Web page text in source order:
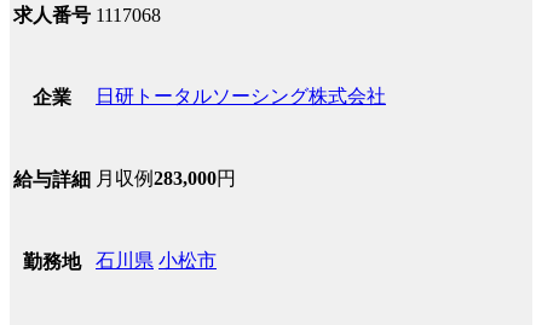
求人番号 1117068
企業 日研トータルソーシング株式会社
給与詳細 月収例283,000円
勤務地 石川県 小松市